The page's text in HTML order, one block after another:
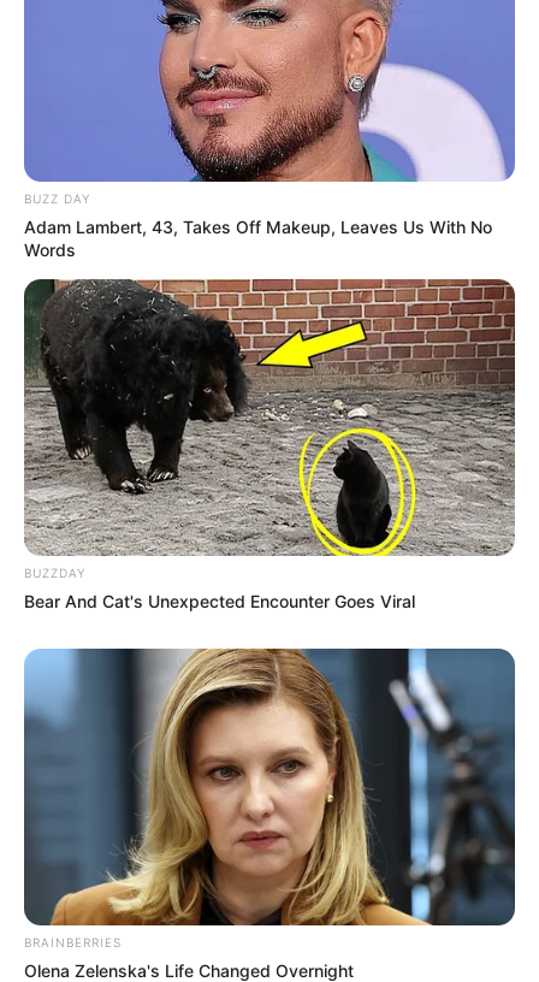
BUZZ DAY
Adam Lambert, 43, Takes Off Makeup, Leaves Us With No
Words
BUZZDAY
Bear And Cat's Unexpected Encounter Goes Viral
BRAINBERRIES
Olena Zelenska's Life Changed Overnight